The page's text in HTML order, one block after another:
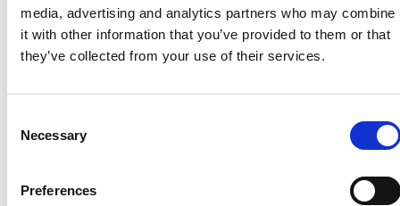
media, advertising and analytics partners who may combine
it with other information that you’ve provided to them or that
they’ve collected from your use of their services.
Selection
Necessary
Preferences
Nicole Clement, responsable de la Business Unit de Comau
pour les solutions d’automatisation avancée, participera à
de 13 à 14 heures au forum Automatica, hall A5. La
l’Europe peut-elle améliorer son jeu ? est ouverte à tous
stratégique de l’Europe dans l’écosystème évolutif de la